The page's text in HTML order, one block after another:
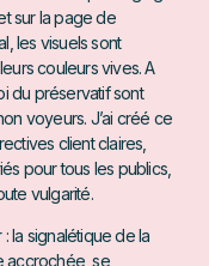
sur la page de
les visuels sont
couleurs vives. A
du préservatif sont
voyeurs. J’ai créé ce
client claires,
pour tous les publics,
vulgarité.
la signalétique de la
accrochée, se